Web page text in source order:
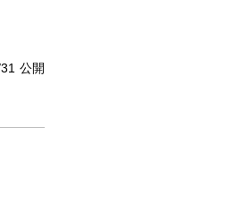
公開